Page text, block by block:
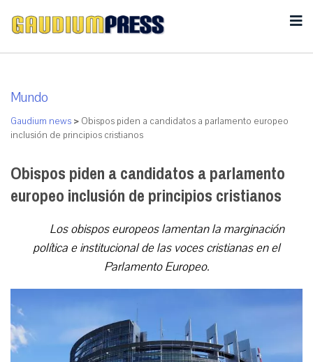
Mundo
Gaudium news > Obispos piden a candidatos a parlamento europeo
inclusión de principios cristianos
Obispos piden a candidatos a parlamento
europeo inclusión de principios cristianos
Los obispos europeos lamentan la marginación
política e institucional de las voces cristianas en el
Parlamento Europeo.